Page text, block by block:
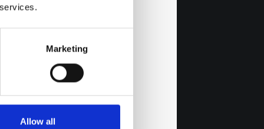
Marketing
Allow all